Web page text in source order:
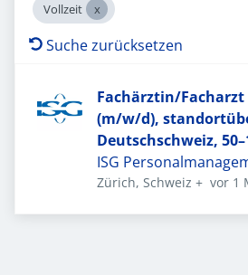
Vollzeit
Suche zurücksetzen
Fachärztin/Facharzt
(m/w/d),
Deutschschweiz,
ISG
Zürich, Schweiz + vor 1